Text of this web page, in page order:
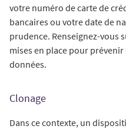
votre numéro de carte de
bancaires ou votre date de
prudence. Renseignez-vous
mises en place pour
données.
Clonage
Dans ce contexte, un